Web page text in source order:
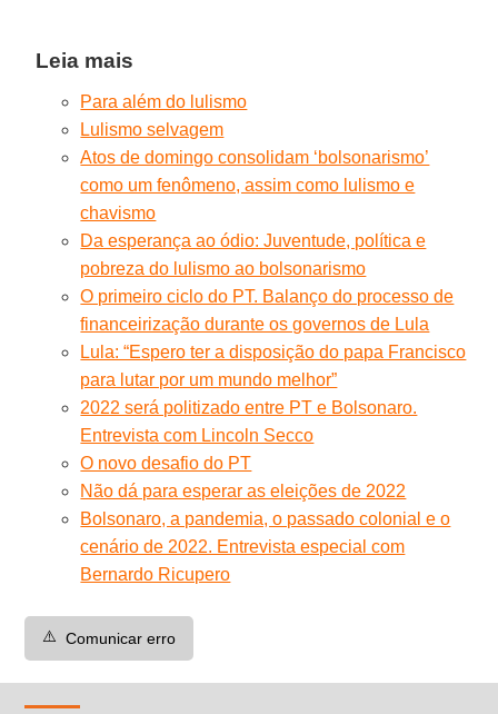
Leia mais
Para além do lulismo
Lulismo selvagem
Atos de domingo consolidam ‘bolsonarismo’
como um fenômeno, assim como lulismo e
chavismo
Da esperança ao ódio: Juventude, política e
pobreza do lulismo ao bolsonarismo
O primeiro ciclo do PT. Balanço do processo de
financeirização durante os governos de Lula
Lula: “Espero ter a disposição do papa Francisco
para lutar por um mundo melhor”
2022 será politizado entre PT e Bolsonaro.
Entrevista com Lincoln Secco
O novo desafio do PT
Não dá para esperar as eleições de 2022
Bolsonaro, a pandemia, o passado colonial e o
cenário de 2022. Entrevista especial com
Bernardo Ricupero
⚠️ Comunicar erro